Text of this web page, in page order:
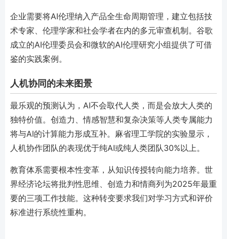
企业需要将AI伦理纳入产品全生命周期管理，建立包括技
术专家、伦理学家和社会学者在内的多元审查机制。谷歌
成立的AI伦理委员会和微软的AI伦理研究小组提供了可借
鉴的实践案例。
人机协同的未来图景
最乐观的预测认为，AI不会取代人类，而是会放大人类的
独特价值。创造力、情感智慧和复杂决策等人类专属能力
将与AI的计算能力形成互补。麻省理工学院的实验显示，
人机协作团队的表现优于纯AI或纯人类团队30%以上。
教育体系需要根本性变革，从知识传授转向能力培养。世
界经济论坛将批判性思维、创造力和情商列为2025年最重
要的三项工作技能。这种转变要求我们对学习方式和评价
标准进行系统性重构。